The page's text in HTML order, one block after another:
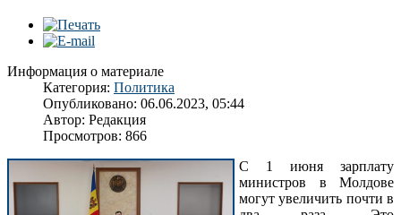
Информация о материале
Категория: Политика
Опубликовано: 06.06.2023, 05:44
Автор: Редакция
Просмотров: 866
С 1 июня зарплату
министров в Молдове
могут увеличить почти в